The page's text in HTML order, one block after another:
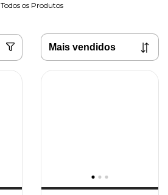
Todos os Produtos